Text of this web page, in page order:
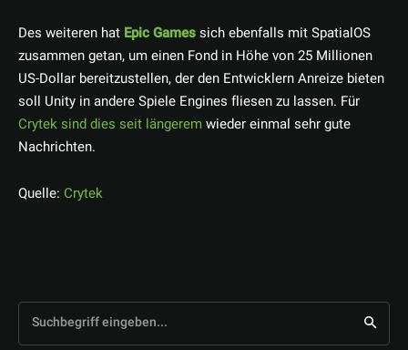
Des weiteren hat Epic Gamessich ebenfalls mit SpatialOS
zusammen getan, um einen Fond in Höhe von 25 Millionen
US-Dollar bereitzustellen, der den Entwicklern Anreize bieten
soll Unity in andere Spiele Engines fliesen zu lassen. Für
Crytek sind dies seit längerem wieder einmal sehr gute
Nachrichten.
Quelle: Crytek
Suchbegriff eingeben...